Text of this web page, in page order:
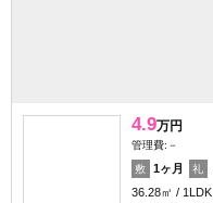
4.9万円
管理費:－
敷 1ヶ月 礼
36.28㎡
1LDK